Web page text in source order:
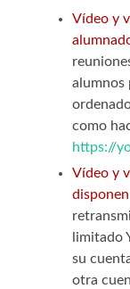
Vídeo y
alumnos
como
https://
Vídeo y
limitado
su
otra